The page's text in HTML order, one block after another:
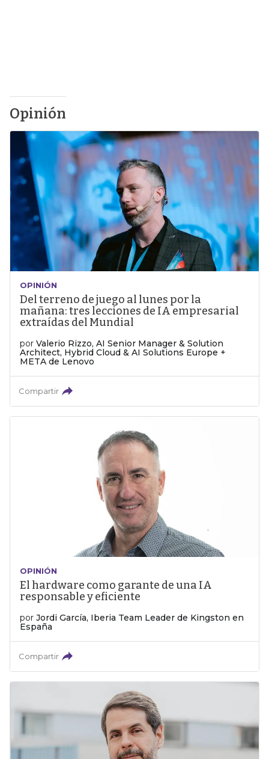
Opinión
OPINIÓN
Del terreno de juego al lunes por la
mañana: tres lecciones de IA empresarial
extraídas del Mundial
por Valerio Rizzo, AI Senior Manager & Solution
Architect, Hybrid Cloud & AI Solutions Europe +
META de Lenovo
Compartir
OPINIÓN
El hardware como garante de una IA
responsable y eficiente
por Jordi García, Iberia Team Leader de Kingston en
España
Compartir